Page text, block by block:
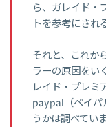
ら、ガレイド・
トを参考にされ
それと、これか
ラーの原因をい
レイド・プレミ
paypal（ペイパ
うかは調べてい